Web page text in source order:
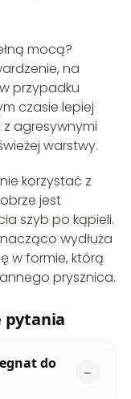
mocą?
na
przypadku
czasie lepiej
agresywnymi
warstwy.
korzystać z
jest
szyb po kąpieli.
wydłuża
w formie, którą
prysznica.
pytania
do